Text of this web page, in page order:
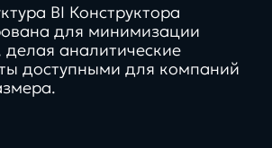
BI Конструктора
для минимизации
делая аналитические
доступными для компаний